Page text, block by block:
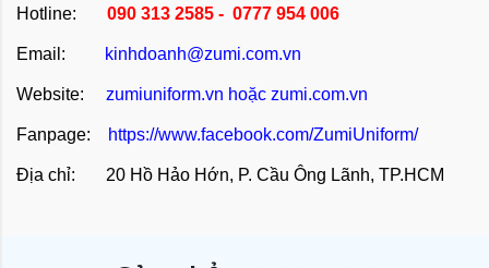
Hotline: 090 313 2585 - 0777 954 006
Email: kinhdoanh@zumi.com.vn
Website: zumiuniform.vn hoặc zumi.com.vn
Fanpage: https://www.facebook.com/ZumiUniform/
Địa chỉ: 20 Hồ Hảo Hớn, P. Cầu Ông Lãnh, TP.HCM